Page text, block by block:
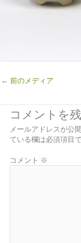
← 前のメディア
コメントを
メールアドレスが公
ている欄は必須項目
コメント ※